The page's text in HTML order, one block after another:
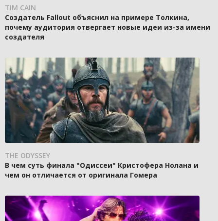
TIM CAIN
Создатель Fallout объяснил на примере Толкина,
почему аудитория отвергает новые идеи из-за имени
создателя
THE ODYSSEY
В чем суть финала "Одиссеи" Кристофера Нолана и
чем он отличается от оригинала Гомера